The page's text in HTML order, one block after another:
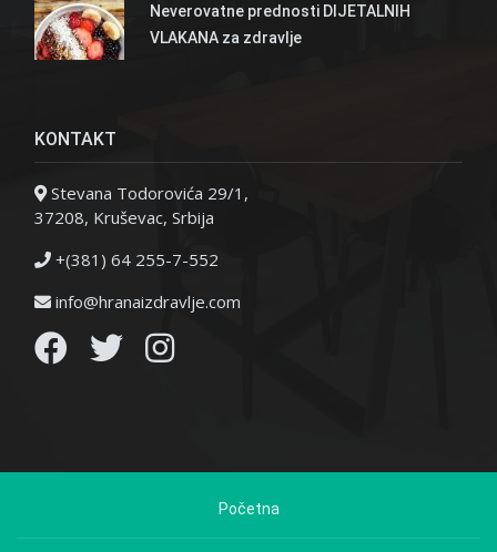
Neverovatne prednosti DIJETALNIH
VLAKANA za zdravlje
KONTAKT
Stevana Todorovića 29/1,
37208, Kruševac, Srbija
+(381) 64 255-7-552
info@hranaizdravlje.com
Početna